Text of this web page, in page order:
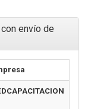
envío de